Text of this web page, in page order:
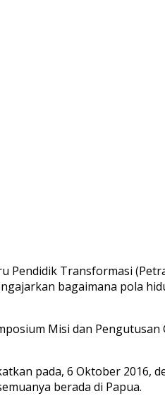
Pendidik Transformasi
bagaimana pola
Misi dan Pengutusan
pada, 6 Oktober 2016,
berada di Papua.